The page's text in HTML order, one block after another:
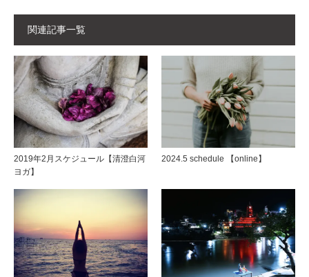
関連記事一覧
2019年2月スケジュール【清澄白河
ヨガ】
2024.5 schedule 【online】